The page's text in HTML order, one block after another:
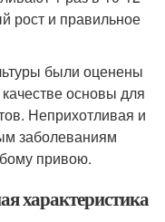
рост и правильное
были оценены
основы для
Неприхотливая и
заболеваниям
привою.
характеристика